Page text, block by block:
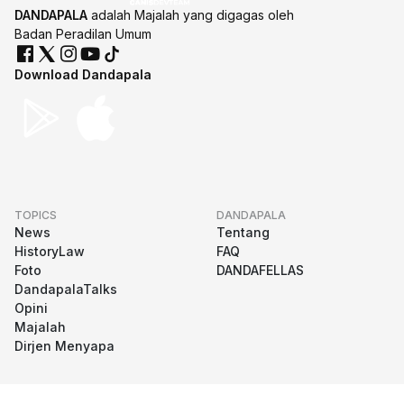
DANDAPALA adalah Majalah yang digagas oleh
Badan Peradilan Umum
Download Dandapala
TOPICS
News
HistoryLaw
Foto
DandapalaTalks
Opini
Majalah
Dirjen Menyapa
DANDAPALA
Tentang
FAQ
DANDAFELLAS